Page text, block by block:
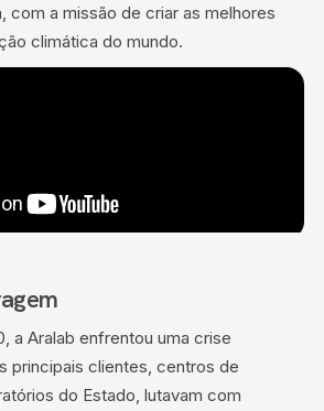
com a missão de criar as melhores
climática do mundo.
a Aralab enfrentou uma crise
principais clientes, centros de
do Estado, lutavam com